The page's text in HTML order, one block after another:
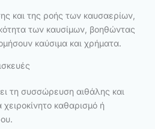
και της ροής των καυσαερίων,
των καυσίμων, βοηθώντας
καύσιμα και χρήματα.
τη συσσώρευση αιθάλης και
καθαρισμό ή